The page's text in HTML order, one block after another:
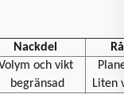
Nackdel
och vikt
begränsad
Liten